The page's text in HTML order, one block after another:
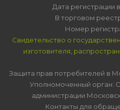
Дата регистрации
В торговом
Номер
Свидетельство о
изготовителя,
Защита прав потребителей в
Уполномоченный орган:
администрации
Контакты для